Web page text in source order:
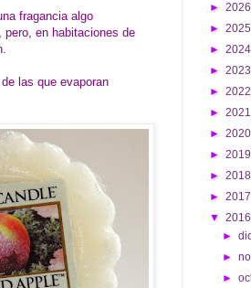
fragancia algo
en habitaciones de
las que evaporan
► 2026
► 2025
► 2024
► 2023
► 2022
► 2021
► 2020
► 2019
► 2018
► 2017
▼ 2016
►
►
►